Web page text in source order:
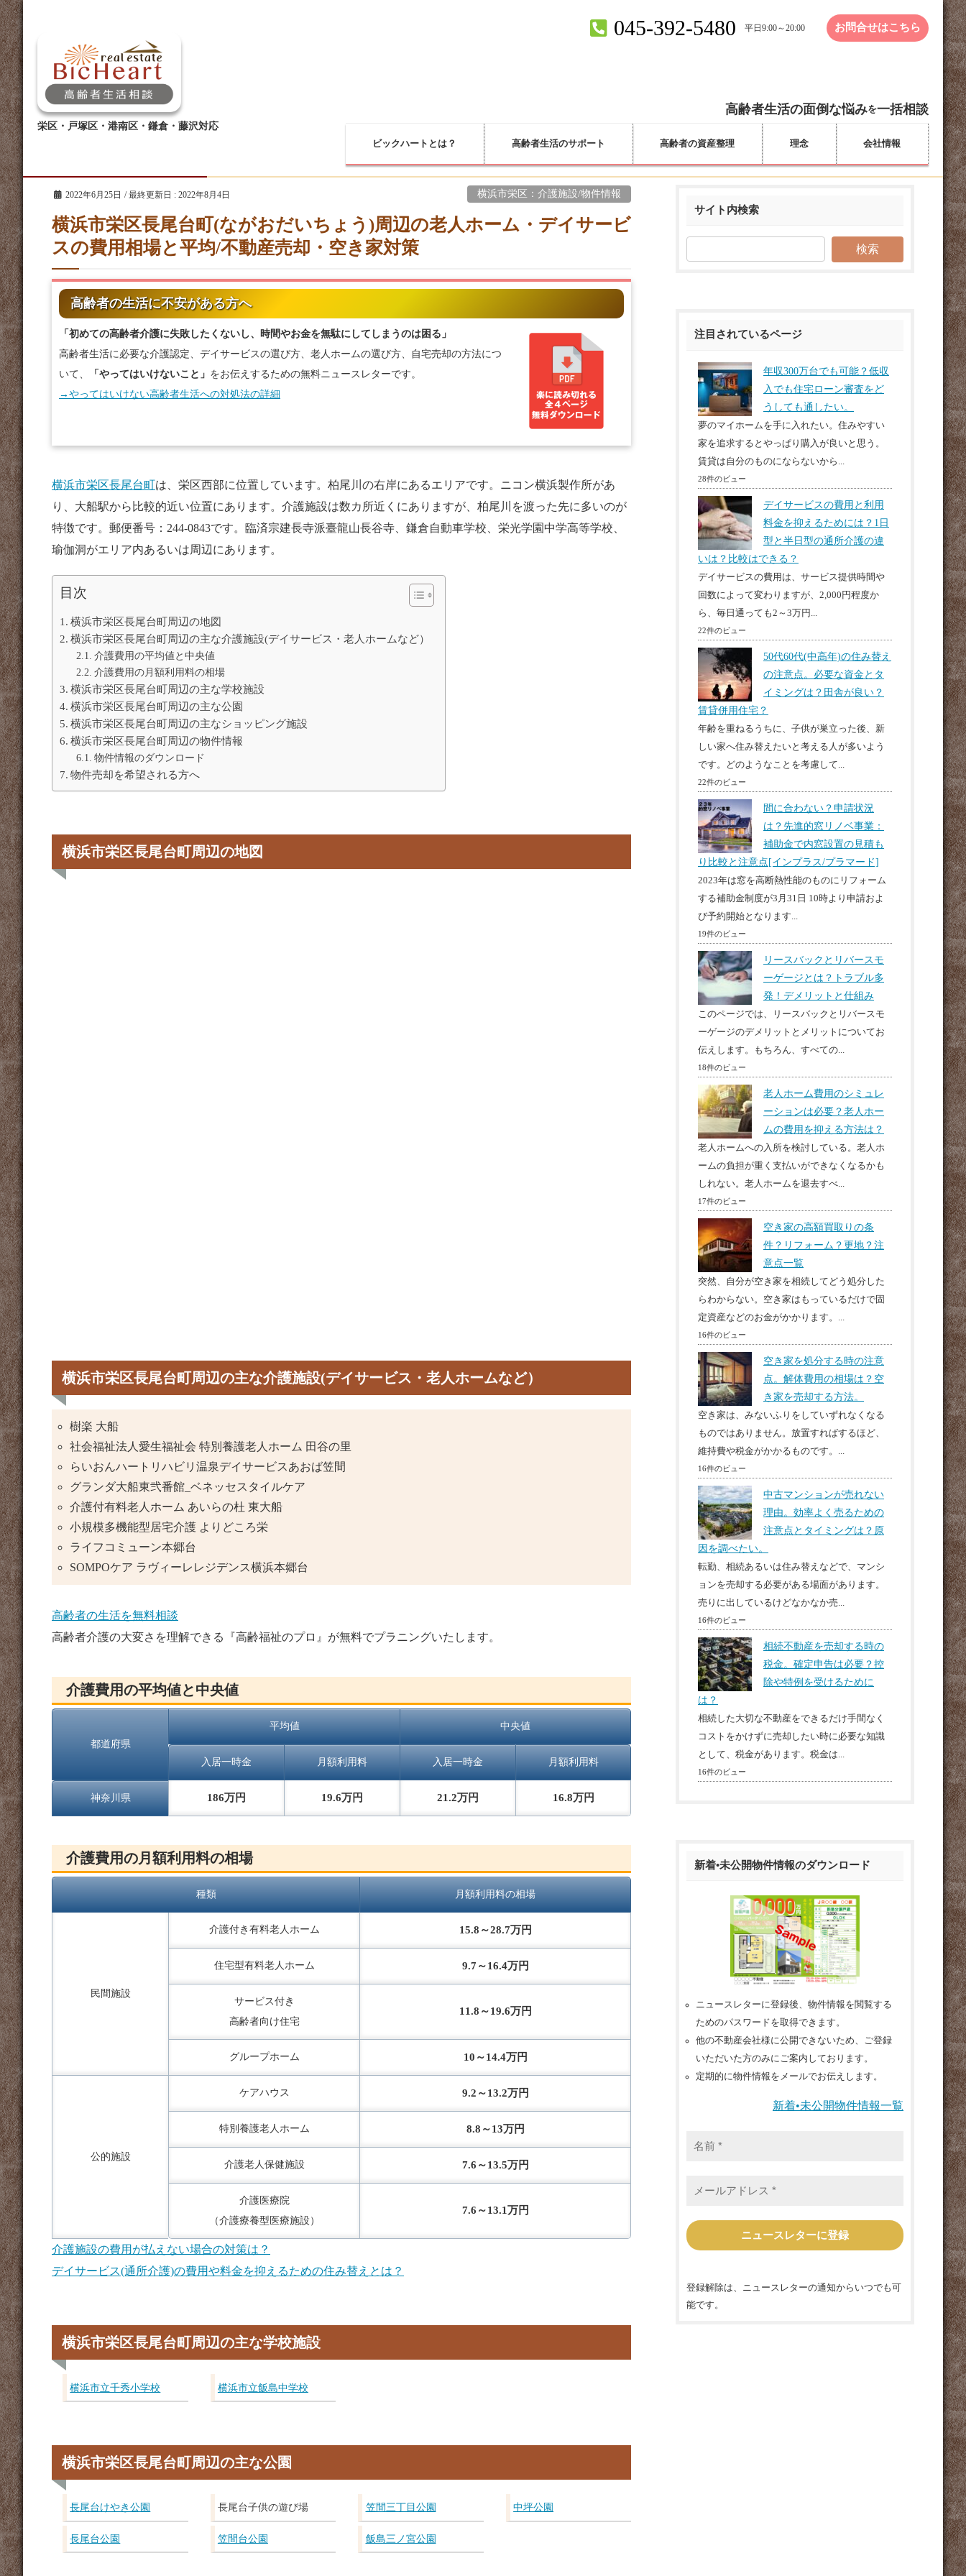
栄区・戸塚区・港南区・鎌倉・藤沢対応
045-392-5480 平日9:00～20:00 お問合せはこちら
高齢者生活の面倒な悩みを一括相談
ビックハートとは？ 高齢者生活のサポート 高齢者の資産整理 理念 会社情報
2022年6月25日 / 最終更新日 : 2022年8月4日 横浜市栄区：介護施設/物件情報
横浜市栄区長尾台町(ながおだいちょう)周辺の老人ホーム・デイサービ
スの費用相場と平均/不動産売却・空き家対策
高齢者の生活に不安がある方へ
「初めての高齢者介護に失敗したくないし、時間やお金を無駄にしてしまうのは困る」
高齢者生活に必要な介護認定、デイサービスの選び方、老人ホームの選び方、自宅売却の方法につ
いて、
「やってはいけないこと」 をお伝えするための無料ニュースレターです。
→やってはいけない高齢者生活への対処法の詳細
横浜市栄区長尾台町は、栄区西部に位置しています。柏尾川の右岸にあるエリアです。ニコン横浜製作所があ
り、大船駅から比較的近い位置にあります。介護施設は数カ所近くにありますが、柏尾川を渡った先に多いのが
特徴です。郵便番号：244-0843です。臨済宗建長寺派臺龍山長谷寺、鎌倉自動車学校、栄光学園中学高等学校、
瑜伽洞がエリア内あるいは周辺にあります。
目次
横浜市栄区長尾台町周辺の地図
横浜市栄区長尾台町周辺の主な介護施設(デイサービス・老人ホームなど）
介護費用の平均値と中央値
介護費用の月額利用料の相場
横浜市栄区長尾台町周辺の主な学校施設
横浜市栄区長尾台町周辺の主な公園
横浜市栄区長尾台町周辺の主なショッピング施設
横浜市栄区長尾台町周辺の物件情報
物件情報のダウンロード
物件売却を希望される方へ
横浜市栄区長尾台町周辺の地図
横浜市栄区長尾台町周辺の主な介護施設(デイサービス・老人ホームなど）
樹楽 大船
社会福祉法人愛生福祉会 特別養護老人ホーム 田谷の里
らいおんハートリハビリ温泉デイサービスあおば笠間
グランダ大船東弐番館_ベネッセスタイルケア
介護付有料老人ホーム あいらの杜 東大船
小規模多機能型居宅介護 よりどころ栄
ライフコミューン本郷台
SOMPOケア ラヴィーレレジデンス横浜本郷台
高齢者の生活を無料相談
高齢者介護の大変さを理解できる『高齢福祉のプロ』が無料でプラニングいたします。
介護費用の平均値と中央値
都道府県
平均値 中央値
入居一時金 月額利用料 入居一時金 月額利用料
神奈川県 186万円 19.6万円 21.2万円 16.8万円
介護費用の月額利用料の相場
種類 月額利用料の相場
民間施設
介護付き有料老人ホーム 15.8～28.7万円
住宅型有料老人ホーム 9.7～16.4万円
サービス付き
高齢者向け住宅
11.8～19.6万円
グループホーム 10～14.4万円
公的施設
ケアハウス 9.2～13.2万円
特別養護老人ホーム 8.8～13万円
介護老人保健施設 7.6～13.5万円
介護医療院
（介護療養型医療施設）
7.6～13.1万円
介護施設の費用が払えない場合の対策は？
デイサービス(通所介護)の費用や料金を抑えるための住み替えとは？
横浜市栄区長尾台町周辺の主な学校施設
横浜市立千秀小学校 横浜市立飯島中学校
横浜市栄区長尾台町周辺の主な公園
長尾台けやき公園
長尾台公園
長尾台子供の遊び場
笠間台公園
笠間三丁目公園
飯島三ノ宮公園
中坪公園
サイト内検索
注目されているページ
年収300万台でも可能？低収
入でも住宅ローン審査をど
うしても通したい。
夢のマイホームを手に入れたい。住みやすい
家を追求するとやっぱり購入が良いと思う。
賃貸は自分のものにならないから...
28件のビュー
デイサービスの費用と利用
料金を抑えるためには？1日
型と半日型の通所介護の違
いは？比較はできる？
デイサービスの費用は、サービス提供時間や
回数によって変わりますが、2,000円程度か
ら、毎日通っても2～3万円...
22件のビュー
50代60代(中高年)の住み替え
の注意点。必要な資金とタ
イミングは？田舎が良い？
賃貸併用住宅？
年齢を重ねるうちに、子供が巣立った後、新
しい家へ住み替えたいと考える人が多いよう
です。どのようなことを考慮して...
22件のビュー
間に合わない？申請状況
は？先進的窓リノベ事業：
補助金で内窓設置の見積も
り比較と注意点[インプラス/プラマード]
2023年は窓を高断熱性能のものにリフォーム
する補助金制度が3月31日 10時より申請およ
び予約開始となります...
19件のビュー
リースバックとリバースモ
ーゲージとは？トラブル多
発！デメリットと仕組み
このページでは、リースバックとリバースモ
ーゲージのデメリットとメリットについてお
伝えします。もちろん、すべての...
18件のビュー
老人ホーム費用のシミュレ
ーションは必要？老人ホー
ムの費用を抑える方法は？
老人ホームへの入所を検討している。老人ホ
ームの負担が重く支払いができなくなるかも
しれない。老人ホームを退去すべ...
17件のビュー
空き家の高額買取りの条
件？リフォーム？更地？注
意点一覧
突然、自分が空き家を相続してどう処分した
らわからない。空き家はもっているだけで固
定資産などのお金がかかります。...
16件のビュー
空き家を処分する時の注意
点。解体費用の相場は？空
き家を売却する方法。
空き家は、みないふりをしていずれなくなる
ものではありません。放置すればするほど、
維持費や税金がかかるものです。...
16件のビュー
中古マンションが売れない
理由。効率よく売るための
注意点とタイミングは？原
因を調べたい。
転勤、相続あるいは住み替えなどで、マンシ
ョンを売却する必要がある場面があります。
売りに出しているけどなかなか売...
16件のビュー
相続不動産を売却する時の
税金。確定申告は必要？控
除や特例を受けるために
は？
相続した大切な不動産をできるだけ手間なく
コストをかけずに売却したい時に必要な知識
として、税金があります。税金は...
16件のビュー
新着•未公開物件情報のダウンロード
ニュースレターに登録後、物件情報を閲覧する
ためのパスワードを取得できます。
他の不動産会社様に公開できないため、ご登録
いただいた方のみにご案内しております。
定期的に物件情報をメールでお伝えします。
新着•未公開物件情報一覧
前
ー
ア
ド
レ
登録解除は、ニュースレターの通知からいつでも可
能です。